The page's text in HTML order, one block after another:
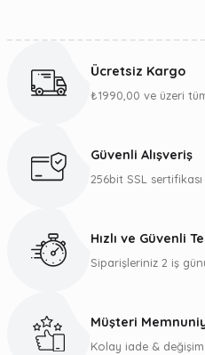
Görüş ve önerileriniz için
Ürün bilgilerinde hatalar
Ücretsiz Kargo
₺1990,00 ve üzeri
Güvenli Alışveriş
256bit SSL
Hızlı ve Güvenli
Siparişleriniz 2 iş
Müşteri
Kolay iade &